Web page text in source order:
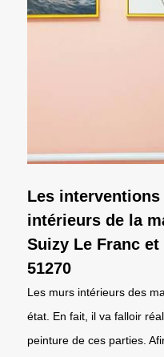
Les
intérieurs de la
Suizy Le Franc
51270
Les murs intérieurs des
état. En fait, il va falloir
peinture de ces parties.